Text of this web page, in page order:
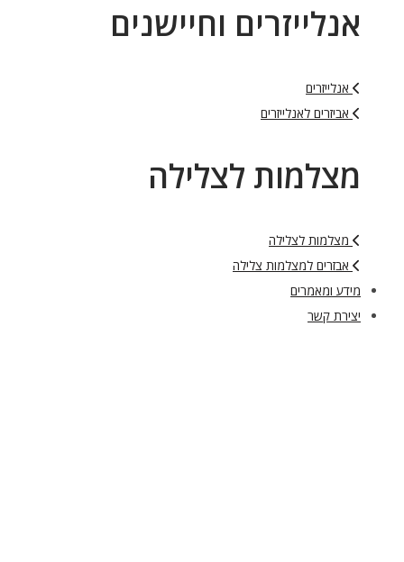
אנלייזרים וחיישנים
אנלייזרים
אביזרים לאנלייזרים
מצלמות לצלילה
מצלמות לצלילה
אבזרים למצלמות צלילה
מידע ומאמרים
יצירת קשר